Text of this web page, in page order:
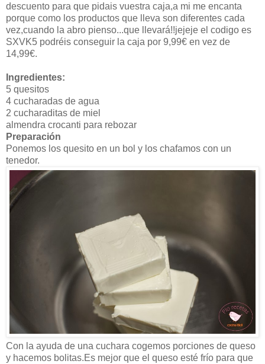
descuento para que pidais vuestra caja,a mi me encanta
porque como los productos que lleva son diferentes cada
vez,cuando la abro pienso...que llevará!!jejeje el codigo es
SXVK5 podréis conseguir la caja por 9,99€ en vez de
14,99€.
Ingredientes:
5 quesitos
4 cucharadas de agua
2 cucharaditas de miel
almendra crocanti para rebozar
Preparación
Ponemos los quesito en un bol y los chafamos con un
tenedor.
Con la ayuda de una cuchara cogemos porciones de queso
y hacemos bolitas.Es mejor que el queso esté frío para que